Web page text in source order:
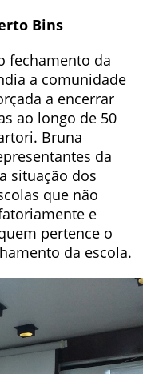
Bins
fechamento da
a comunidade
a encerrar
ao longo de 50
Bruna
da
situação dos
que não
e
pertence o
da escola.